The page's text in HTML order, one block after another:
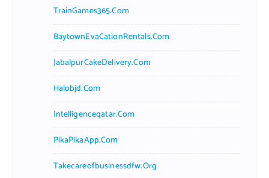
TrainGames365.com
BaytownEvaCationRentals.com
JabalpurCakeDelivery.com
Halobjd.com
Intelligenceqatar.com
PikaPikaApp.com
Takecareofbusinessdfw.org